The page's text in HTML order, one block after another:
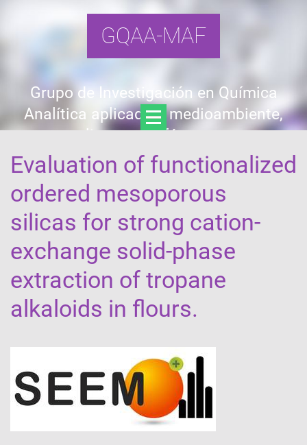
GQAA-MAF
Grupo de Investigación en Química
Analítica aplicada a medioambiente,
alimentos y fármacos
Evaluation of functionalized
ordered mesoporous
silicas for strong cation-
exchange solid-phase
extraction of tropane
alkaloids in flours.